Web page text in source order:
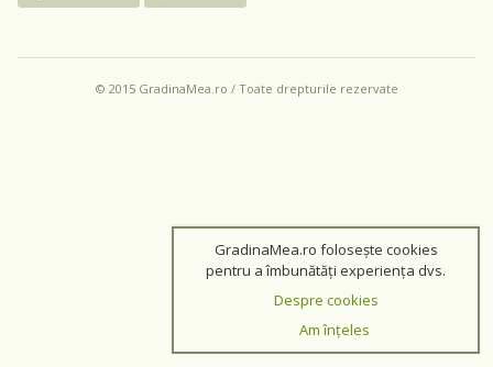
© 2015 GradinaMea.ro / Toate drepturile rezervate
GradinaMea.ro folosește cookies
pentru a îmbunătăți experiența dvs.
Despre cookies
Am înțeles